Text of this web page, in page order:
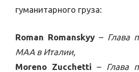
гуманитарного груза:
Roman Romanskyy – Глава
МАА в Италии,
Moreno Zucchetti –
Глава